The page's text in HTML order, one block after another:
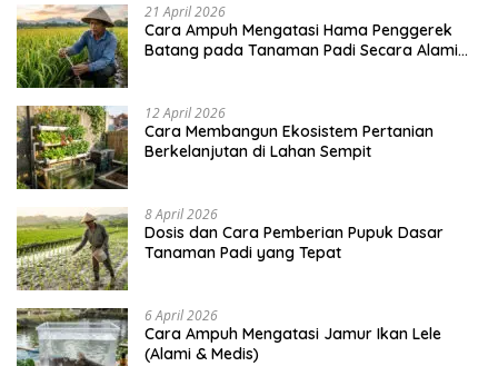
21 April 2026
Cara Ampuh Mengatasi Hama Penggerek
Batang pada Tanaman Padi Secara Alami
12 April 2026
Cara Membangun Ekosistem Pertanian
Berkelanjutan di Lahan Sempit
8 April 2026
Dosis dan Cara Pemberian Pupuk Dasar
Tanaman Padi yang Tepat
6 April 2026
Cara Ampuh Mengatasi Jamur Ikan Lele
(Alami & Medis)